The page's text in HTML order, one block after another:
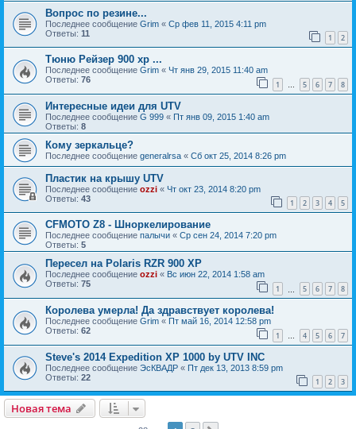
Вопрос по резине...
Последнее сообщение Grim « Ср фев 11, 2015 4:11 pm
Ответы: 11 1 2
Тюню Рейзер 900 xp ...
Последнее сообщение Grim « Чт янв 29, 2015 11:40 am
Ответы: 76 1 … 5 6 7 8
Интересные идеи для UTV
Последнее сообщение G 999 « Пт янв 09, 2015 1:40 am
Ответы: 8
Кому зеркальце?
Последнее сообщение generalrsa « Сб окт 25, 2014 8:26 pm
Пластик на крышу UTV
Последнее сообщение ozzi « Чт окт 23, 2014 8:20 pm
Ответы: 43 1 2 3 4 5
CFMOTO Z8 - Шноркелирование
Последнее сообщение палычи « Ср сен 24, 2014 7:20 pm
Ответы: 5
Пересел на Polaris RZR 900 XP
Последнее сообщение ozzi « Вс июн 22, 2014 1:58 am
Ответы: 75 1 5 6 7 8
Королева умерла! Да здравствует королева!
Последнее сообщение Grim « Пт май 16, 2014 12:58 pm
Ответы: 62 1 … 4 5 6 7
Steve's 2014 Expedition XP 1000 by UTV INC
Последнее сообщение ЭсКВАДР « Пт дек 13, 2013 8:59 pm
Ответы: 22 1 2 3
Новая тема